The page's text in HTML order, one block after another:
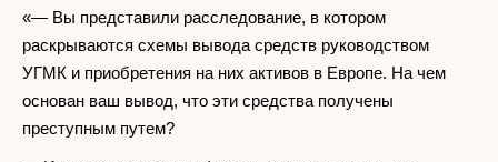
«— Вы представили расследование, в котором
раскрываются схемы вывода средств руководством
УГМК и приобретения на них активов в Европе. На чем
основан ваш вывод, что эти средства получены
преступным путем?